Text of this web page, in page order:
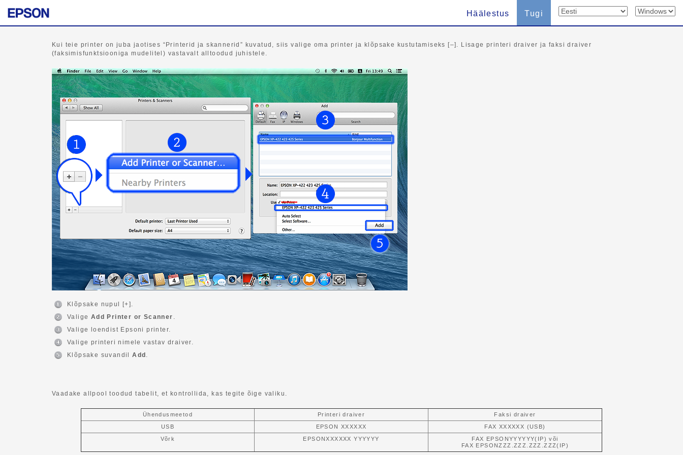
Häälestus Tugi
Kui teie printer on juba jaotises “Printerid ja skannerid” kuvatud, siis valige oma printer ja klõpsake kustutamiseks [–]. Lisage printeri draiver ja faksi draiver
(faksimisfunktsiooniga mudelitel) vastavalt alltoodud juhistele.
Klõpsake nupul [+].
Valige Add Printer or Scanner .
Valige loendist Epsoni printer.
Valige printeri nimele vastav draiver.
Klõpsake suvandilAdd .
Vaadake allpool toodud tabelit, et kontrollida, kas tegite õige valiku.
Ühendusmeetod Printeri draiver
Faksi draiver
USB
EPSON XXXXXX
FAX XXXXXX (USB)
Võrk
EPSONXXXXXX YYYYYY
FAX EPSONYYYYYY(IP) või
FAX EPSONZZZ.ZZZ.ZZZ.ZZZ(IP)